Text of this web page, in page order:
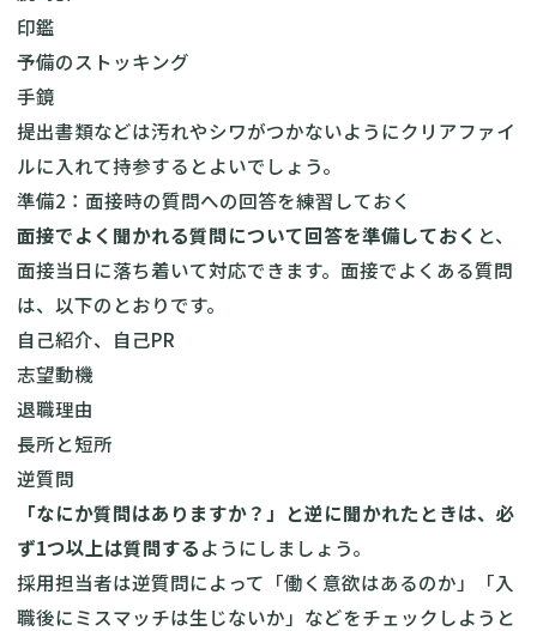
印鑑
予備のストッキング
手鏡
提出書類などは汚れやシワがつかないようにクリアファイ
ルに入れて持参するとよいでしょう。
準備2：面接時の質問への回答を練習しておく
面接でよく聞かれる質問について回答を準備しておく と、
面接当日に落ち着いて対応できます。面接でよくある質問
は、以下のとおりです。
自己紹介、自己PR
志望動機
退職理由
長所と短所
逆質問
「なにか質問はありますか？」と逆に聞かれたときは、必
ず1つ以上は質問するようにしましょう。
採用担当者は逆質問によって「働く意欲はあるのか」「入
職後にミスマッチは生じないか」などをチェックしようと